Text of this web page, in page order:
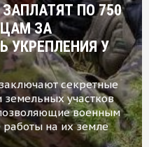
ПО 750
ЗА
УКРЕПЛЕНИЯ У
секретные
участков
военным
на их земле